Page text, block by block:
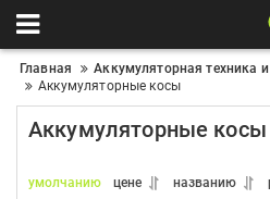
Главная
Аккумуляторная техника
Аккумуляторные косы
Аккумуляторные
умолчанию цене названию